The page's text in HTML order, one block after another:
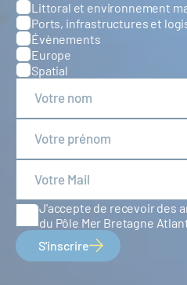
Littoral et environnement
Ports, infrastructures et
Évènements
Europe
Spatial
J'accepte de recevoir des
du Pôle Mer Bretagne
S'inscrire